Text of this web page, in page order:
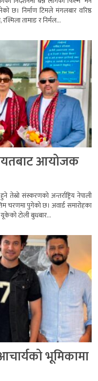
छ। निर्माण टिमले मंगलबार वरिष्ठ
तामाङ र निर्मल...
आयोजक
संस्करणको अन्तर्राष्ट्रिय नेपाली
चरणमा पुगेको छ। अवार्ड समारोहका
टोली बुधबार...
भूमिकामा